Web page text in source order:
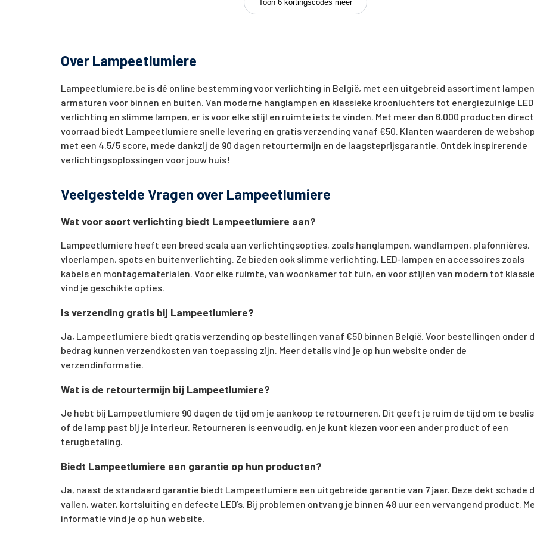
Toon 6 kortingscodes meer
Over Lampeetlumiere
Lampeetlumiere.be is dé online bestemming voor verlichting in België, met een uitgebreid assortiment
armaturen voor binnen en buiten. Van moderne hanglampen en klassieke kroonluchters tot energiezuinige
verlichting en slimme lampen, er is voor elke stijl en ruimte iets te vinden. Met meer dan 6.000 producten
voorraad biedt Lampeetlumiere snelle levering en gratis verzending vanaf €50. Klanten waarderen de webshop
met een 4.5/5 score, mede dankzij de 90 dagen retourtermijn en de laagsteprijsgarantie. Ontdek inspirerende
verlichtingsoplossingen voor jouw huis!
Veelgestelde Vragen over Lampeetlumiere
Wat voor soort verlichting biedt Lampeetlumiere aan?
Lampeetlumiere heeft een breed scala aan verlichtingsopties, zoals hanglampen, wandlampen, plafonnières,
vloerlampen, spots en buitenverlichting. Ze bieden ook slimme verlichting, LED-lampen en accessoires zoals
kabels en montagematerialen. Voor elke ruimte, van woonkamer tot tuin, en voor stijlen van modern tot
vind je geschikte opties.
Is verzending gratis bij Lampeetlumiere?
Ja, Lampeetlumiere biedt gratis verzending op bestellingen vanaf €50 binnen België. Voor bestellingen onder
bedrag kunnen verzendkosten van toepassing zijn. Meer details vind je op hun website onder de
verzendinformatie.
Wat is de retourtermijn bij Lampeetlumiere?
Je hebt bij Lampeetlumiere 90 dagen de tijd om je aankoop te retourneren. Dit geeft je ruim de tijd om te
of de lamp past bij je interieur. Retourneren is eenvoudig, en je kunt kiezen voor een ander product of een
terugbetaling.
Biedt Lampeetlumiere een garantie op hun producten?
Ja, naast de standaard garantie biedt Lampeetlumiere een uitgebreide garantie van 7 jaar. Deze dekt schade
vallen, water, kortsluiting en defecte LED’s. Bij problemen ontvang je binnen 48 uur een vervangend product.
informatie vind je op hun website.